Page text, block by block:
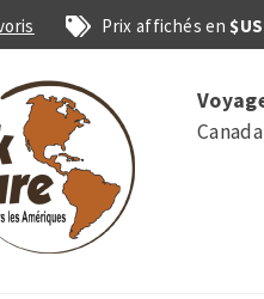
Prix affichés en$US